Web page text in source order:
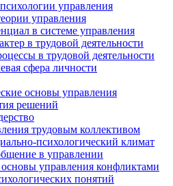
управления
управления
в системе управления
в трудовой деятельности
в трудовой деятельности
сфера личности
основы управления
решений
трудовым коллективом
психологический климат
в управлении
управления конфликтами
понятий